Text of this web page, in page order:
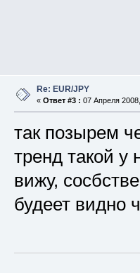
Re: EUR/JPY
« Ответ #3 : 07 Апреля
так позырем
тренд такой у
вижу,
будеет видно